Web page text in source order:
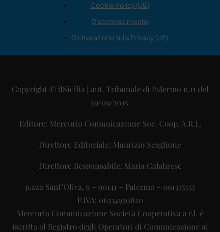
Cookie Policy (UE)
Disconoscimento
Dichiarazione sulla Privacy (UE)
Copyright © ilSicilia | aut. Tribunale di Palermo n.11 del
29/09/2015
Editore: Mercurio Comunicazione Soc. Coop. A.R.L.
Direttore Editoriale: Maurizio Scaglione
Direttore Responsabile: Maria Calabrese
p.zza Sant’Oliva, 9 – 90141 – Palermo – 091335557
P.IVA: 06334930820
Mercurio Comunicazione Società Cooperativa a r.l. è
iscritta al Registro degli Operatori di Comunicazione al